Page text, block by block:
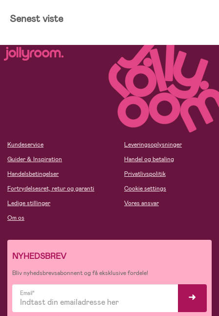
Senest viste
Kundeservice
Guider & Inspiration
Handelsbetingelser
Fortrydelsesret, retur og garanti
Ledige stillinger
Om os
Leveringsoplysninger
Handel og betaling
Privatlivspolitik
Cookie settings
Vores ansvar
NYHEDSBREV
Bliv nyhedsbrevsabonnent og få eksklusive fordele!
Email*